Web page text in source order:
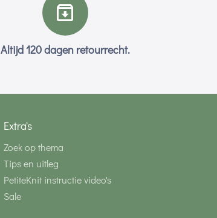
Altijd 120 dagen retourrecht.
Extra's
Zoek op thema
Tips en uitleg
PetiteKnit instructie video's
Sale